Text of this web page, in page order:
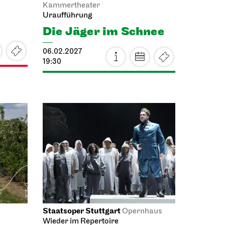
Staatsoper StuttgartOpernhaus
La Bohème
24.01.2027
19:30 - 22:00